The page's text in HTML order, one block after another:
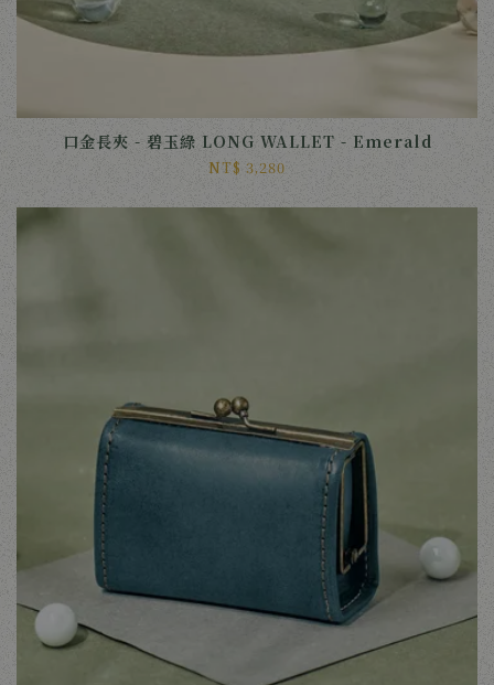
口金長夾 - 碧玉綠 LONG WALLET - Emerald
NT$ 3,280